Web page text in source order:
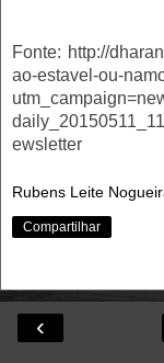
Fonte: http://
ao-estavel-ou-
ewsletter
Rubens Leite
Compartilhar
‹